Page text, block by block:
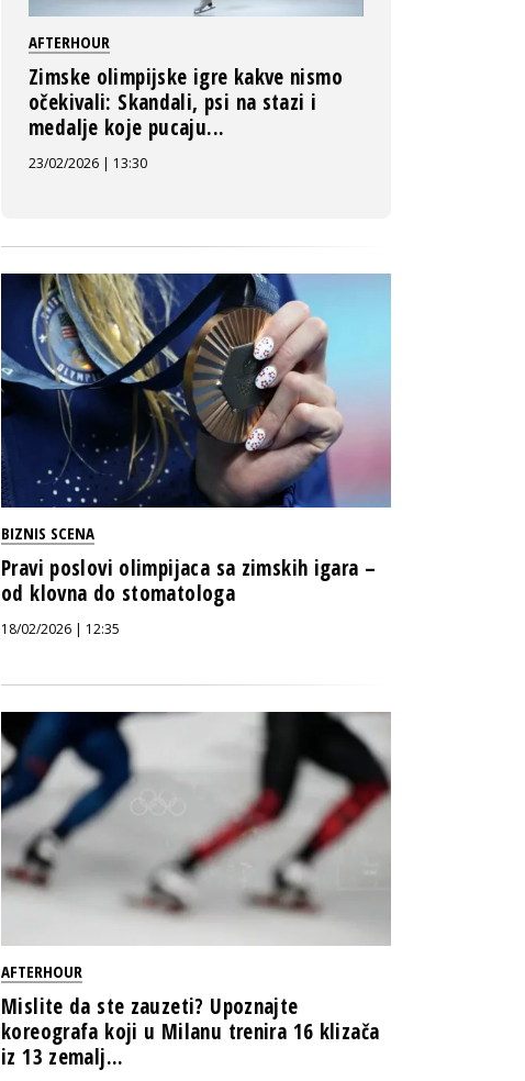
AFTERHOUR
Zimske olimpijske igre kakve nismo
očekivali: Skandali, psi na stazi i
medalje koje pucaju...
23/02/2026 | 13:30
BIZNIS SCENA
Pravi poslovi olimpijaca sa zimskih igara –
od klovna do stomatologa
18/02/2026 | 12:35
AFTERHOUR
Mislite da ste zauzeti? Upoznajte
koreografa koji u Milanu trenira 16 klizača
iz 13 zemalj...